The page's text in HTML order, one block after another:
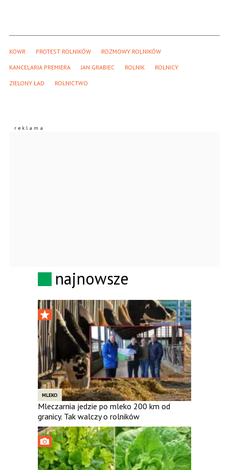
KOWR PROTEST ROLNIKÓW ROZMOWY ROLNIKÓW
KANCELARIA PREMIERA JAN GRABIEC ROLNIK ROLNICY
ZIELONY ŁAD ROLNICTWO
najnowsze
MLEKO
Mleczarnia jedzie po mleko 200 km od
granicy. Tak walczy o rolników